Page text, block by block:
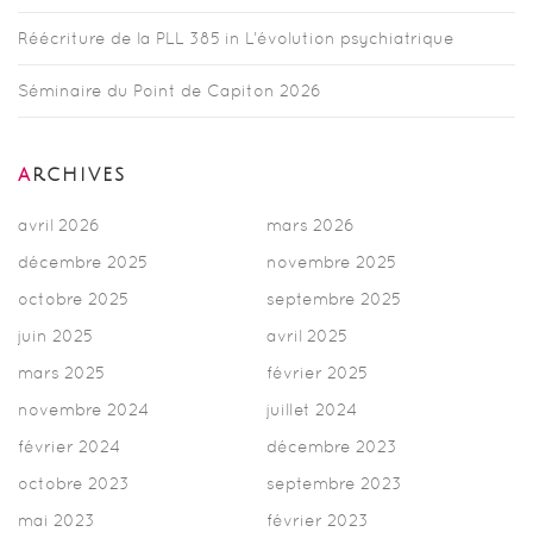
Réécriture de la PLL 385 in L’évolution psychiatrique
Séminaire du Point de Capiton 2026
ARCHIVES
avril 2026
mars 2026
décembre 2025
novembre 2025
octobre 2025
septembre 2025
juin 2025
avril 2025
mars 2025
février 2025
novembre 2024
juillet 2024
février 2024
décembre 2023
octobre 2023
septembre 2023
mai 2023
février 2023